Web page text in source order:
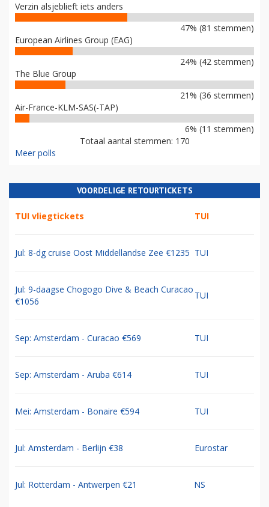
Verzin alsjeblieft iets anders
47% (81 stemmen)
European Airlines Group (EAG)
24% (42 stemmen)
The Blue Group
21% (36 stemmen)
Air-France-KLM-SAS(-TAP)
6% (11 stemmen)
Totaal aantal stemmen: 170
Meer polls
VOORDELIGE RETOURTICKETS
TUI vliegtickets TUI
Jul: 8-dg cruise Oost Middellandse Zee €1235 TUI
Jul: 9-daagse Chogogo Dive & Beach Curacao
€1056
TUI
Sep: Amsterdam - Curacao €569 TUI
Sep: Amsterdam - Aruba €614 TUI
Mei: Amsterdam - Bonaire €594 TUI
Jul: Amsterdam - Berlijn €38 Eurostar
Jul: Rotterdam - Antwerpen €21 NS